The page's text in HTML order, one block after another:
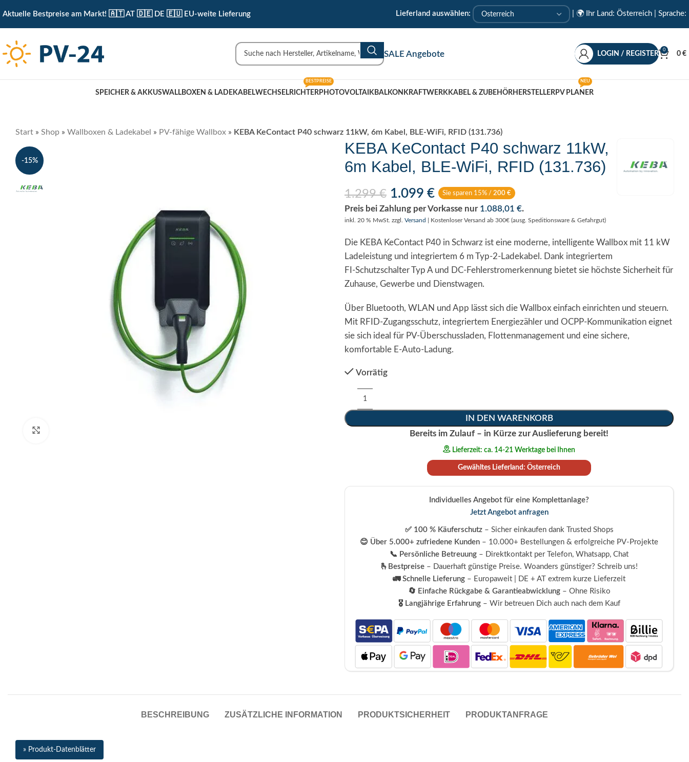
Aktuelle Bestpreise am Markt! 🇦🇹 AT 🇩🇪 DE 🇪🇺 EU-weite Lieferung Lieferland auswählen: 🌍 Ihr Land: Österreich | Sprache:
SALE Angebote LOGIN / REGISTER
0
0 €
SPEICHER & AKKUSWALLBOXEN & LADEKABELWECHSELRICHTER
BESTPREISE
PHOTOVOLTAIK BALKONKRAFTWERK KABEL & ZUBEHÖR HERSTELLER PV PLANER
NEU
Start » Shop » Wallboxen & Ladekabel » PV-fähige Wallbox » KEBA KeContact P40 schwarz 11kW, 6m Kabel, BLE-WiFi, RFID (131.736)
-15%
KEBA KeContact P40 schwarz 11kW,
6m Kabel, BLE-WiFi, RFID (131.736)
1.299€ 1.099 € Sie sparen 15% / 200 €
Preis bei Zahlung per Vorkasse nur 1.088,01 €.
inkl. 20 % MwSt. zzgl. Versand | Kostenloser Versand ab 300€ (ausg. Speditionsware & Gefahrgut)
Die KEBA KeContact P40 in Schwarz ist eine moderne, intelligente Wallbox mit 11 kW
Ladeleistung und integriertem 6 m Typ‑2‑Ladekabel. Dank integriertem
FI‑Schutzschalter Typ A und DC‑Fehlerstromerkennung bietet sie höchste Sicherheit für
Zuhause, Gewerbe und Dienstwagen.
Über Bluetooth, WLAN und App lässt sich die Wallbox einfach einrichten und steuern.
Mit RFID‑Zugangsschutz, integriertem Energiezähler und OCPP‑Kommunikation eignet
sie sich ideal für PV‑Überschussladen, Flottenmanagement und eine sichere,
komfortable E‑Auto‑Ladung.
Vorrätig
IN DEN WARENKORB
Bereits im Zulauf – in Kürze zur Auslieferung bereit!
Lieferzeit: ca. 14-21 Werktage bei Ihnen
Gewähltes Lieferland: Österreich
Individuelles Angebot für eine Komplettanlage?
Jetzt Angebot anfragen
✅ 100 % Käuferschutz– Sicher einkaufen dank Trusted Shops
😊 Über 5.000+ zufriedene Kunden – 10.000+ Bestellungen & erfolgreiche PV-Projekte
📞 Persönliche Betreuung – Direktkontakt per Telefon, Whatsapp, Chat
🫰Bestpreise – Dauerhaft günstige Preise. Woanders günstiger? Schreib uns!
🚛 Schnelle Lieferung – Europaweit | DE + AT extrem kurze Lieferzeit
🔄 Einfache Rückgabe & Garantieabwicklung– Ohne Risiko
🎖️ Langjährige Erfahrung– Wir betreuen Dich auch nach dem Kauf
BESCHREIBUNG ZUSÄTZLICHE INFORMATION PRODUKTSICHERHEIT PRODUKTANFRAGE
» Produkt-Datenblätter
KOSTENLOSE ABHOLUNG IN UNSEREM ABHOLLAGER 🇦🇹 Uderns/Zillertal/Tirol